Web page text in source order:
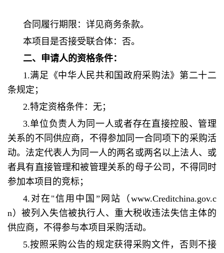
合同履行期限：详见商务条款。
本项目是否接受联合体：否。
二、申请人的资格条件：
1.满足《中华人民共和国政府采购法》第二十二
条规定；
2.特定资格条件：无；
3.单位负责人为同一人或者存在直接控股、管理
关系的不同供应商，不得参加同一合同项下的采购活
动。法定代表人为同一人的两名或两名以上法人、或
者具有直接管理和被管理关系的母子公司，不得同时
参加本项目的竞标；
4.对在"信用中国”网站（www.Creditchina.gov.c
n）被列入失信被执行人、重大税收违法失信主体的
供应商，不得参与本项目采购活动。
5.按照采购公告的规定获得采购文件，否则不接